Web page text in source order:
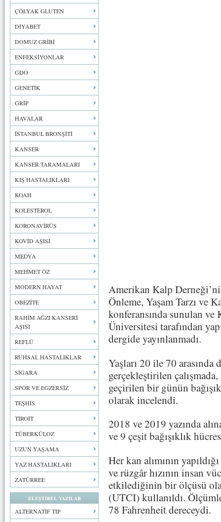
ÇÖLYAK GLUTEN
DİYABET
DOMUZ GRİBİ
ENFEKSİYONLAR
GDO
GENETİK
GRİP
HAVALAR
İSTANBUL BRONŞİTİ
KANSER
KANSER TARAMALARI
KIŞ HASTALIKLARI
KOAH
KOLESTEROL
KORONAVİRÜS
KOVİD AŞISI
MEDYA
MEHMET ÖZ
MODERN HAYAT
OBEZİTE
RAHİM AĞZI KANSERİ
AŞISI
REFLÜ
RUHSAL HASTALIKLAR
SİGARA
SPOR VE EGZERSİZ
TEŞHİS
TİROİT
TÜBERKÜLOZ
UZUN YAŞAMA
YAZ HASTALIKLARI
ZATÜRREE
ELEŞTİREL YAZILAR
ALTERNATİF TIP
Amerikan Kalp
Önleme, Yaşam Tarzı ve
konferansında sunulan
Üniversitesi tarafından
dergide yayınlanmadı.
Yaşları 20 ile 70
gerçekleştirilen
geçirilen bir günün
olarak incelendi.
2018 ve 2019 yazında
ve 9 çeşit bağışıklık
Her kan alımının
ve rüzgâr hızının insan
etkilediğinin bir ölçüsü
(UTCI) kullanıldı.
78 Fahrenheit dereceydi.